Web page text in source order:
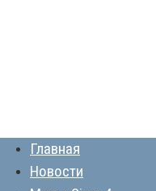
Главная
Новости